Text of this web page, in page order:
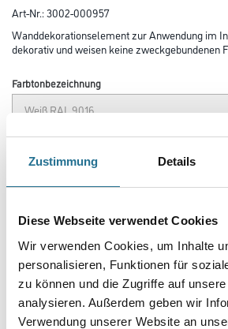
Zustimmung Details
Diese Webseite verwendet Cookies
Wir verwenden Cookies, um Inhalte
personalisieren, Funktionen für
zu können und die Zugriffe auf
analysieren. Außerdem geben wir
Verwendung unserer Website an
Art-Nr.:3002-000957
Wanddekorationselement zur Anwendung im
dekorativ und weisen keine zweckgebundenen
Farbtonbezeichnung
Gebinde